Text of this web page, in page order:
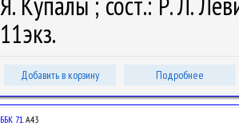
11экз.
Добавить в корзину Подробнее
ББК 71.А43